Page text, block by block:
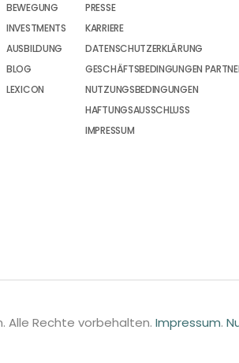
BEWEGUNG
INVESTMENTS
AUSBILDUNG
BLOG
LEXICON
PRESSE
KARRIERE
DATENSCHUTZERKLÄRUNG
GESCHÄFTSBEDINGUNGEN
NUTZUNGSBEDINGUNGEN
HAFTUNGSAUSSCHLUSS
IMPRESSUM
Alle Rechte vorbehalten. Impressum.